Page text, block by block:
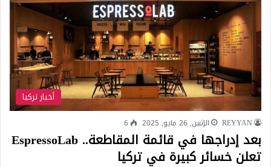
أخبار تركيا
REYYAN الإثنين, 26 مايو, 2025 6
بعد إدراجها في قائمة المقاطعة.. EspressoLab
تعلن خسائر كبيرة في تركيا